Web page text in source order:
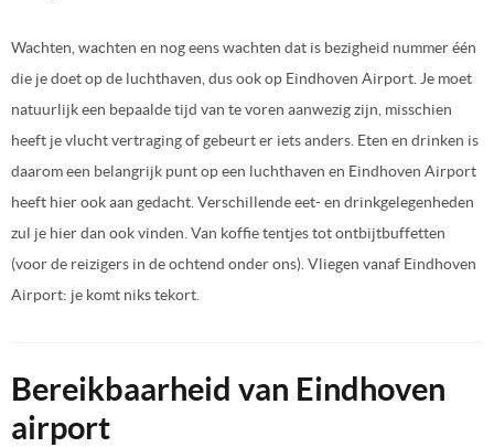
Wachten, wachten en nog eens wachten dat is bezigheid nummer één
die je doet op de luchthaven, dus ook op Eindhoven Airport. Je moet
natuurlijk een bepaalde tijd van te voren aanwezig zijn, misschien
heeft je vlucht vertraging of gebeurt er iets anders. Eten en drinken is
daarom een belangrijk punt op een luchthaven en Eindhoven Airport
heeft hier ook aan gedacht. Verschillende eet- en drinkgelegenheden
zul je hier dan ook vinden. Van koffie tentjes tot ontbijtbuffetten
(voor de reizigers in de ochtend onder ons). Vliegen vanaf Eindhoven
Airport: je komt niks tekort.
Bereikbaarheid van Eindhoven
airport